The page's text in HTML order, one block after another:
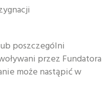
poszczególni
przez Fundatora
może nastąpić w